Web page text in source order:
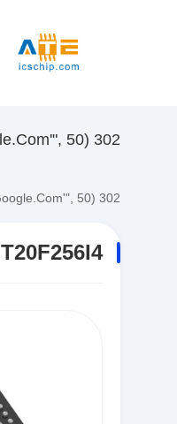
302 SetTimeout("javascript:location.href='https://www.google.com'", 50);
302 SetTimeout("javascript:location.href='https://www.google.com'", 50);
T20F256I4